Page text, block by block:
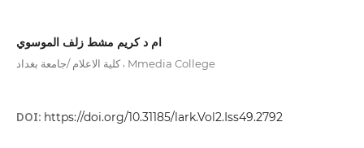
ام د كريم مشط زلف الموسوي
كلية الاعلام /جامعة بغداد, Mmedia College
DOI: https://doi.org/10.31185/lark.Vol2.Iss49.2792